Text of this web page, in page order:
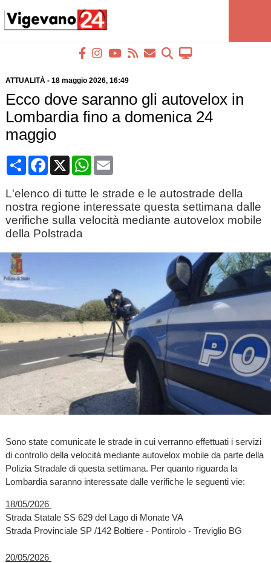
ATTUALITÀ- 18 maggio 2026, 16:49
Ecco dove saranno gli autovelox in
Lombardia fino a domenica 24
maggio
CondividiFacebook
X WhatsApp
Email
L'elenco di tutte le strade e le autostrade della
nostra regione interessate questa settimana dalle
verifiche sulla velocità mediante autovelox mobile
della Polstrada
Sono state comunicate le strade in cui verranno effettuati i servizi
di controllo della velocità mediante autovelox mobile da parte della
Polizia Stradale di questa settimana. Per quanto riguarda la
Lombardia saranno interessate dalle verifiche le seguenti vie:
18/05/2026
Strada Statale SS 629 del Lago di Monate VA
Strada Provinciale SP /142 Boltiere - Pontirolo - Treviglio BG
20/05/2026